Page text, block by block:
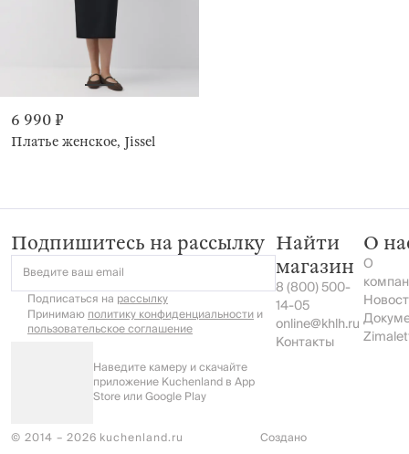
6 990 ₽
Платье женское, Jissel
Подпишитесь на рассылку
Введите ваш email
Подписаться на рассылку
Принимаюполитику конфиденциальностии
пользовательское соглашение
Наведите камеру и скачайте
приложение Kuchenland в App
Store или Google Play
Найти
магазин
8 (800) 500-
14-05
online@khlh.ru
Контакты
О
О
© 2014 – 2026 kuchenland.ru Создано